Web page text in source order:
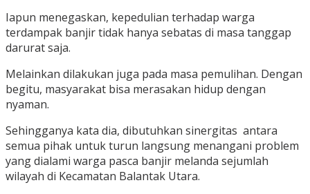
Iapun menegaskan, kepedulian terhadap warga
terdampak banjir tidak hanya sebatas di masa tanggap
darurat saja.
Melainkan dilakukan juga pada masa pemulihan. Dengan
begitu, masyarakat bisa merasakan hidup dengan
nyaman.
Sehingganya kata dia, dibutuhkan sinergitas antara
semua pihak untuk turun langsung menangani problem
yang dialami warga pasca banjir melanda sejumlah
wilayah di Kecamatan Balantak Utara.